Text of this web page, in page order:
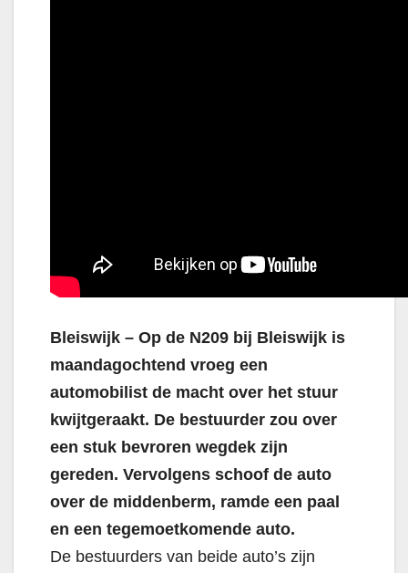
Bleiswijk – Op de N209 bij Bleiswijk is
maandagochtend vroeg een
automobilist de macht over het stuur
kwijtgeraakt. De bestuurder zou over
een stuk bevroren wegdek zijn
gereden. Vervolgens schoof de auto
over de middenberm, ramde een paal
en een tegemoetkomende auto.
De bestuurders van beide auto’s zijn